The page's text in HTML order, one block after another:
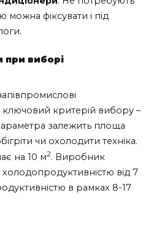
можна фіксувати і під
при виборі
критерій вибору –
залежить площа
чи охолодити техніка.
на 10 м2. Виробник
від 7
в рамках 8-17